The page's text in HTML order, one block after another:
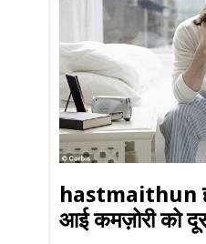
hastmaithun
आई कमज़ोरी को